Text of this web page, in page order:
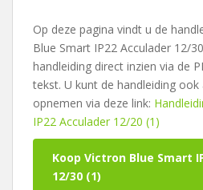
Op deze pagina vindt u de
Blue Smart IP22 Acculader 12/
handleiding direct inzien via de
tekst. U kunt de handleiding
opnemen via deze link:
IP22 Acculader 12/20 (1)
Koop Victron Blue Smart
12/30 (1)